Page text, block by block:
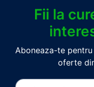
Fii la
Aboneaza-te
oferte